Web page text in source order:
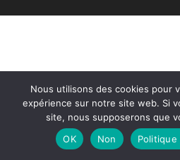
Nous utilisons des cookies pour
expérience sur notre site web. Si
site, nous supposerons que
OK
Non